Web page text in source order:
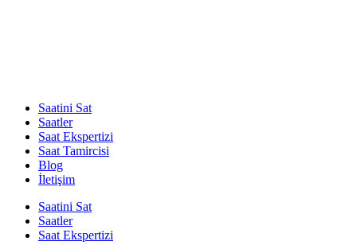
Saatini Sat
Saatler
Saat Ekspertizi
Saat Tamircisi
Blog
İletişim
Saatini Sat
Saatler
Saat Ekspertizi